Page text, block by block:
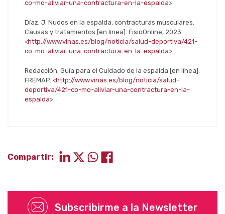
co-mo-aliviar-una-contractura-en-la-espalda>
Díaz, J. Nudos en la espalda, contracturas musculares.
Causas y tratamientos [en línea]. FisioOnline, 2023.
<http://www.vinas.es/blog/noticia/salud-deportiva/421-
co-mo-aliviar-una-contractura-en-la-espalda>
Redacción. Guía para el Cuidado de la espalda [en línea].
FREMAP. <http://www.vinas.es/blog/noticia/salud-
deportiva/421-co-mo-aliviar-una-contractura-en-la-
espalda>
Compartir:
Subscribirme a la Newsletter